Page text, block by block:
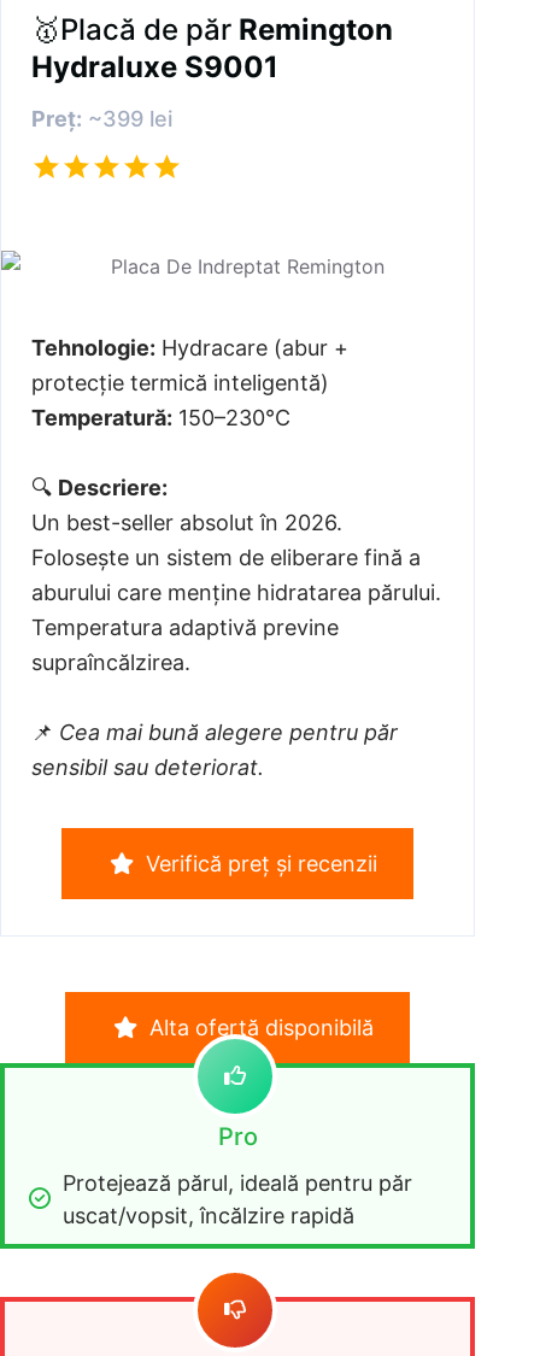
🥇Placă de păr Remington
Hydraluxe S9001
Preț: ~399 lei
Tehnologie: Hydracare (abur +
protecție termică inteligentă)
Temperatură: 150–230°C
🔍 Descriere:
Un best-seller absolut în 2026.
Folosește un sistem de eliberare fină a
aburului care menține hidratarea părului.
Temperatura adaptivă previne
supraîncălzirea.
📌 Cea mai bună alegere pentru păr
sensibil sau deteriorat.
Verifică preț și recenzii
Alta ofertă disponibilă
Pro
Protejează părul, ideală pentru păr
uscat/vopsit, încălzire rapidă